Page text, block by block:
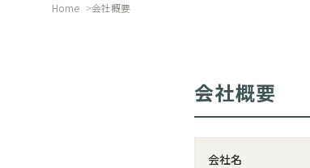
Home 会社概要
会社概要
会社名